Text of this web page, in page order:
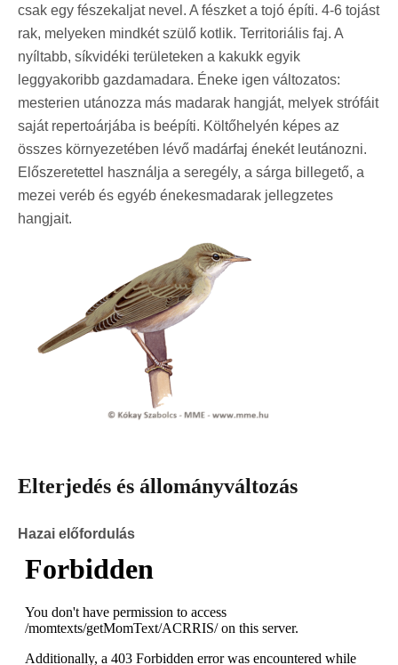
csak egy fészekaljat nevel. A fészket a tojó építi. 4-6 tojást
rak, melyeken mindkét szülő kotlik. Territoriális faj. A
nyíltabb, síkvidéki területeken a kakukk egyik
leggyakoribb gazdamadara. Éneke igen változatos:
mesterien utánozza más madarak hangját, melyek strófáit
saját repertoárjába is beépíti. Költőhelyén képes az
összes környezetében lévő madárfaj énekét leutánozni.
Előszeretettel használja a seregély, a sárga billegető, a
mezei veréb és egyéb énekesmadarak jellegzetes
hangjait.
Elterjedés és állományváltozás
Hazai előfordulás